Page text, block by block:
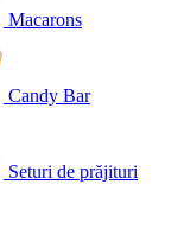
Macarons
Candy Bar
Seturi de prăjituri